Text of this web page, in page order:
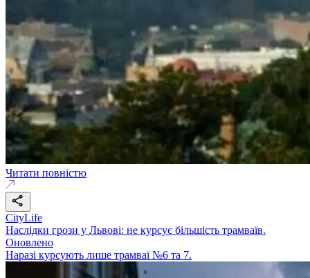
Читати повністю
CityLife
Наслідки грози у Львові: не курсує більшість трамваїв.
Оновлено
Наразі курсують лише трамваї №6 та 7.